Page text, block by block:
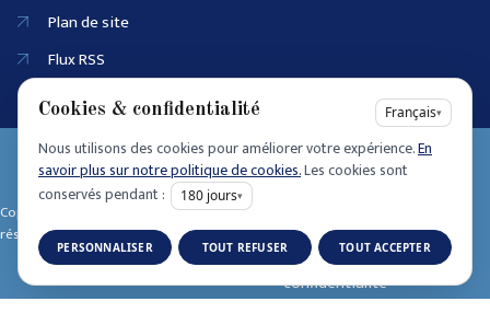
Plan de site
Flux RSS
Copyright © 2025 • Tous dro its
réservés • Design by
EI SIRET :
90915686100025
Mentions légales
Politique de
confidentialité
Cookies & confidentialité Français▾
Nous utilisons des cookies pour améliorer votre expérience.En
savoir plus sur notre politique de cookies.Les cookies sont
conservés pendant :
180 jours▾
PERSONNALISER TOUT REFUSER TOUT ACCEPTER